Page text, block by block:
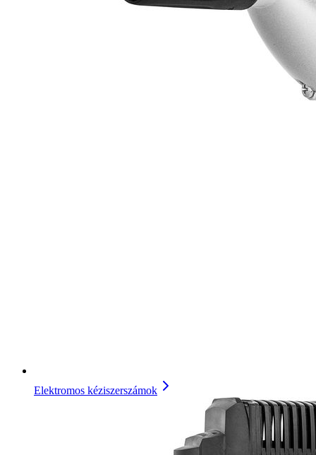
Elektromos kéziszerszámok